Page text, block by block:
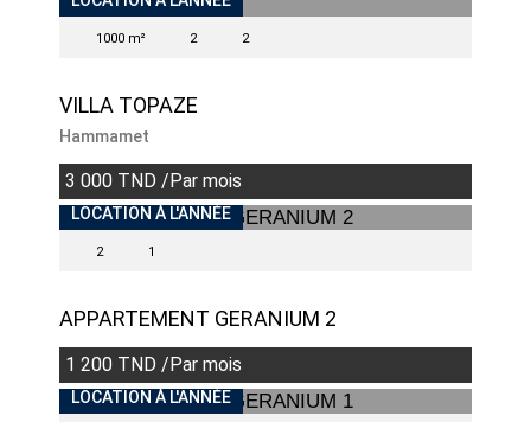
1000 m² 2 2
VILLA TOPAZE
Hammamet
3 000 TND /Par mois
LOCATION À L'ANNÉE
2 1
APPARTEMENT GERANIUM 2
1 200 TND /Par mois
LOCATION À L'ANNÉE